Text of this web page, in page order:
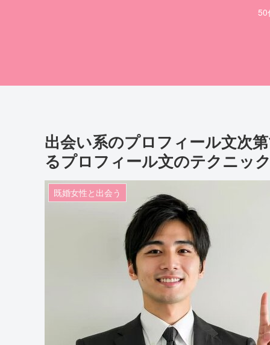
50
出会い系のプロフィール文次
るプロフィール文のテクニッ
既婚女性と出会う